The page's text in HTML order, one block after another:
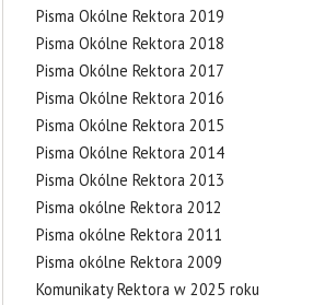
Pisma Okólne Rektora 2019
Pisma Okólne Rektora 2018
Pisma Okólne Rektora 2017
Pisma Okólne Rektora 2016
Pisma Okólne Rektora 2015
Pisma Okólne Rektora 2014
Pisma Okólne Rektora 2013
Pisma okólne Rektora 2012
Pisma okólne Rektora 2011
Pisma okólne Rektora 2009
Komunikaty Rektora w 2025 roku